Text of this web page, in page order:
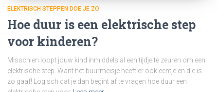
ELEKTRISCH STEPPEN DOE JE ZO
Hoe duur is een elektrische step
voor kinderen?
Misschien loopt jouw kind inmiddels al een tijdje te zeuren om een
elektrische step. Want het buurmeisje heeft er ook eentje en die is
zo gaaf! Logisch dat je dan begint af te vragen hoe duur een